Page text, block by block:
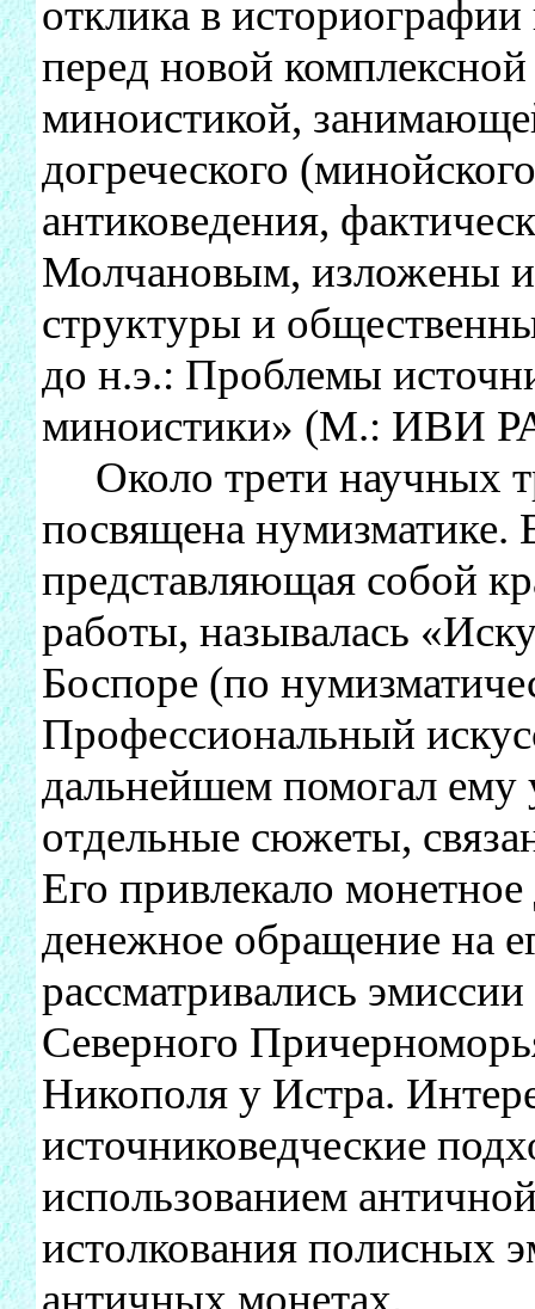
отклика в
перед новой
миноистикой,
догреческого
антиковедения,
Молчановым, изложены
структуры и
до н.э.: Проблемы
миноистики» (М.: ИВИ
Около трети научных
посвящена нумизматике.
представляющая собой
работы, называлась
Боспоре (по
Профессиональный
дальнейшем помогал ему
отдельные сюжеты,
Его привлекало
денежное обращение на
рассматривались
Северного
Никополя у Истра.
источниковедческие
использованием
истолкования полисных
античных монетах.